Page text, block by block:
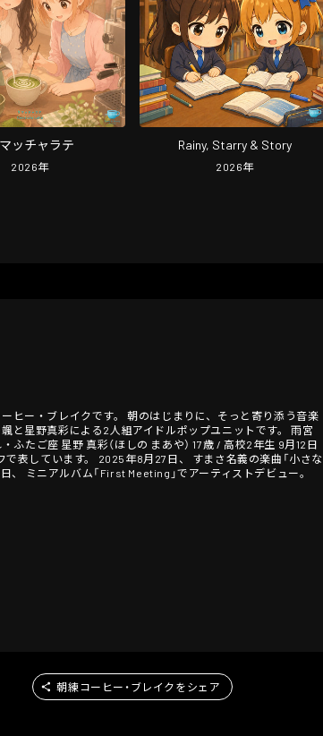
ッチャラテ
2026年
Rainy, Starry & Story
2026年
ヒー・ブレイクです。 朝のはじまりに、そっと寄り添う音楽
と星野真彩による2人組アイドルポップユニットです。 雨宮
ふたご座 星野 真彩（ほしの まあや） 17歳 / 高校2年生 9月12日
で表しています。 2025年8月27日、 すまさ名義の楽曲「小さな
ミニアルバム「First Meeting」でアーティストデビュー。
朝練コーヒー・ブレイクをシェア